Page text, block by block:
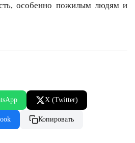
особенно пожилым людям и
X (Twitter)
Копировать